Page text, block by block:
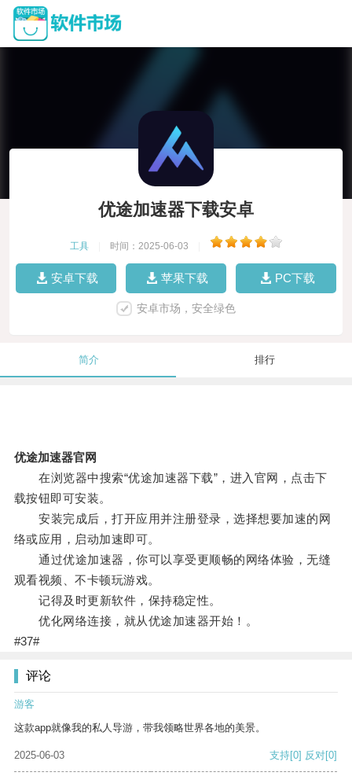
优途加速器下载安卓
工具 时间：2025-06-03
安卓下载 苹果下载 PC下载
安卓市场，安全绿色
简介 排行
优途加速器官网
在浏览器中搜索“优途加速器下载”，进入官网，点击下
载按钮即可安装。
安装完成后，打开应用并注册登录，选择想要加速的网
络或应用，启动加速即可。
通过优途加速器，你可以享受更顺畅的网络体验，无缝
观看视频、不卡顿玩游戏。
记得及时更新软件，保持稳定性。
优化网络连接，就从优途加速器开始！。
#37#
评论
游客
这款app就像我的私人导游，带我领略世界各地的美景。
2025-06-03 支持[0] 反对[0]